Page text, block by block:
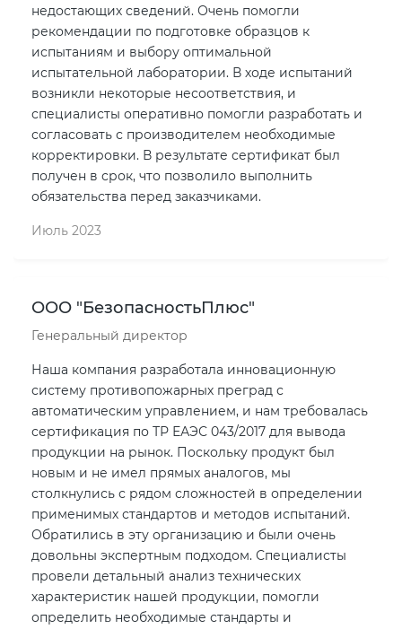
недостающих сведений. Очень помогли
рекомендации по подготовке образцов к
испытаниям и выбору оптимальной
испытательной лаборатории. В ходе испытаний
возникли некоторые несоответствия, и
специалисты оперативно помогли разработать и
согласовать с производителем необходимые
корректировки. В результате сертификат был
получен в срок, что позволило выполнить
обязательства перед заказчиками.
Июль 2023
ООО "БезопасностьПлюс"
Генеральный директор
Наша компания разработала инновационную
систему противопожарных преград с
автоматическим управлением, и нам требовалась
сертификация по ТР ЕАЭС 043/2017 для вывода
продукции на рынок. Поскольку продукт был
новым и не имел прямых аналогов, мы
столкнулись с рядом сложностей в определении
применимых стандартов и методов испытаний.
Обратились в эту организацию и были очень
довольны экспертным подходом. Специалисты
провели детальный анализ технических
характеристик нашей продукции, помогли
определить необходимые стандарты и